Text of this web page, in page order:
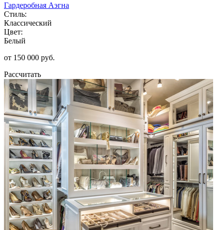
Гардеробная Аэгна
Стиль:
Классический
Цвет:
Белый
от 150 000 руб.
Рассчитать